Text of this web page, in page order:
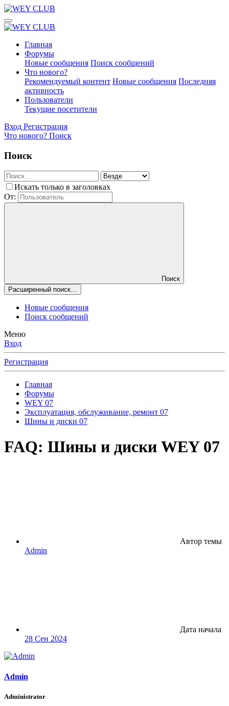
Главная
Форумы
Новые сообщения Поиск сообщений
Что нового?
Рекомендуемый контент Новые сообщения Последняя
активность
Пользователи
Текущие посетители
Вход Регистрация
Что нового? Поиск
Поиск
Искать только в заголовках
От:
Поиск
Расширенный поиск…
Новые сообщения
Поиск сообщений
Меню
Вход
Регистрация
Главная
Форумы
WEY 07
Эксплуатация, обслуживание, ремонт 07
Шины и диски 07
FAQ: Шины и диски WEY 07
Автор темы
Admin
Дата начала
28 Сен 2024
Admin
Administrator